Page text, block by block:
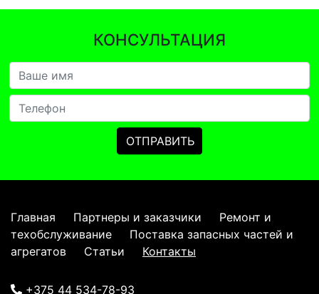
КОНСУЛЬТАЦИЯ
Главная Партнеры и заказчики
Ремонт и
техобслуживание
Поставка запасных частей и
агрегатов
Статьи Контакты
+375 44 534-78-93